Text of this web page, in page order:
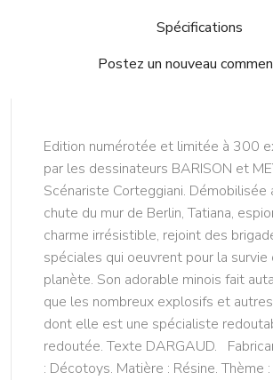
Spécifications
Postez un nouveau
Edition numérotée et limitée à 300
par les dessinateurs BARISON et
Scénariste Corteggiani. Démobilisée
chute du mur de Berlin, Tatiana,
charme irrésistible, rejoint des
spéciales qui oeuvrent pour la survie
planète. Son adorable minois fait
que les nombreux explosifs et
dont elle est une spécialiste
redoutée. Texte DARGAUD.
: Décotoys. Matière : Résine. Thème :